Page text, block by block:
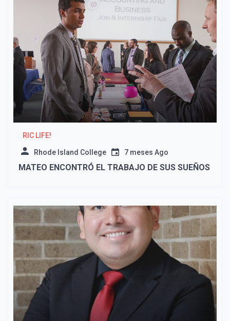
RIC LIFE!
Rhode Island College 7 meses Ago
MATEO ENCONTRÓ EL TRABAJO DE SUS SUEÑOS